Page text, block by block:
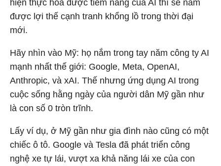
hiện thực hóa được tiềm năng của AI thì sẽ nắm
được lợi thế cạnh tranh khổng lồ trong thời đại
mới.
Hãy nhìn vào Mỹ: họ nắm trong tay năm công ty AI
mạnh nhất thế giới: Google, Meta, OpenAI,
Anthropic, và xAI. Thế nhưng ứng dụng AI trong
cuộc sống hằng ngày của người dân Mỹ gần như
là con số 0 tròn trĩnh.
Lấy ví dụ, ở Mỹ gần như gia đình nào cũng có một
chiếc ô tô. Google và Tesla đã phát triển công
nghệ xe tự lái, vượt xa khả năng lái xe của con